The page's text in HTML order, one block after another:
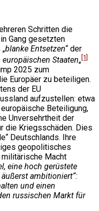
Schritten die
Gang gesetzten
blanke Entsetzen“ der
Staaten„[1]
2025 zum
Europäer zu beteiligen.
der EU
aufzustellen: etwa
Beteiligung,
Unversehrtheit der
die Kriegsschäden. Dies
Deutschlands. Ihre
geopolitisches
Macht
eine hoch gerüstete
ambitioniert“:
und einen
russischen Markt für